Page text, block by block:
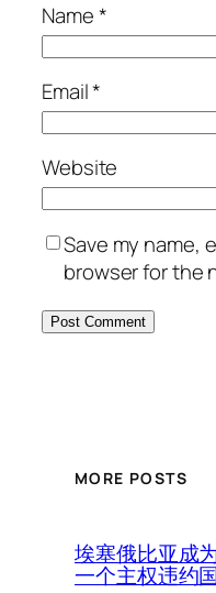
Name*
Email*
Website
Save my name,
browser for the
MORE POSTS
埃塞俄比亚成
一个主权违约